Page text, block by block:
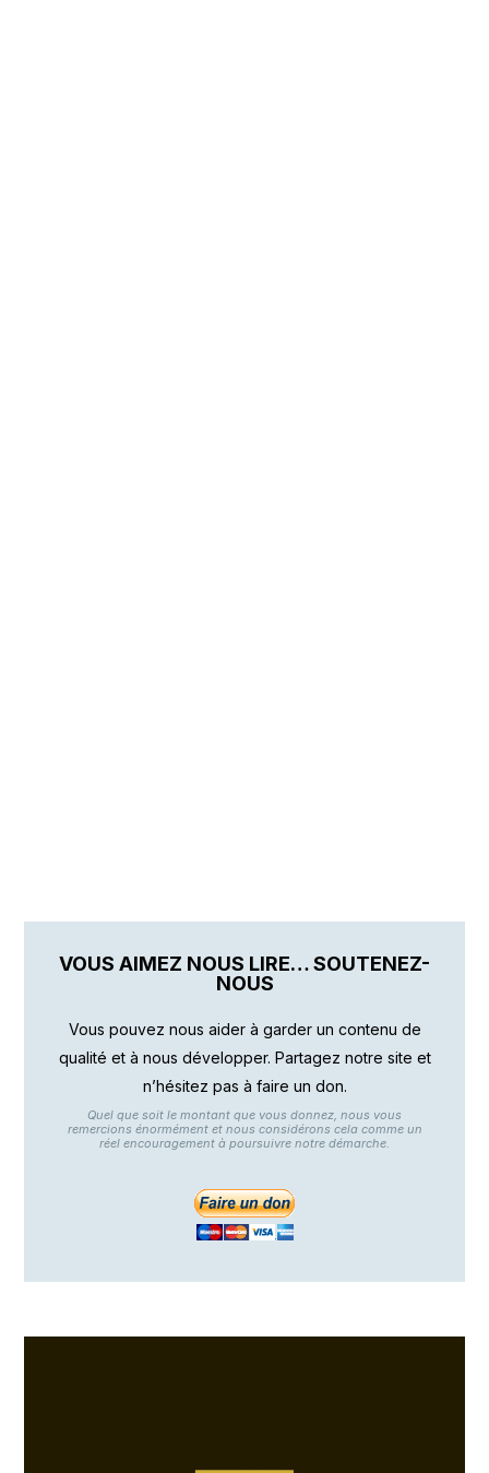
VOUS AIMEZ NOUS LIRE… SOUTENEZ-
NOUS
Vous pouvez nous aider à garder un contenu de
qualité et à nous développer. Partagez notre site et
n’hésitez pas à faire un don.
Quel que soit le montant que vous donnez, nous vous
remercions énormément et nous considérons cela comme un
réel encouragement à poursuivre notre démarche.